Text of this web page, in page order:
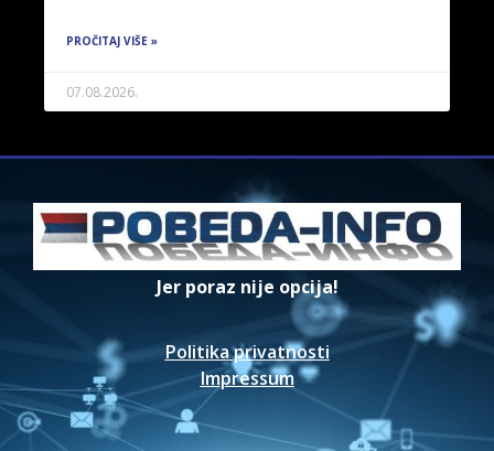
PROČITAJ VIŠE »
07.08.2026.
Jer poraz nije opcija!
Politika privatnosti
Impressum